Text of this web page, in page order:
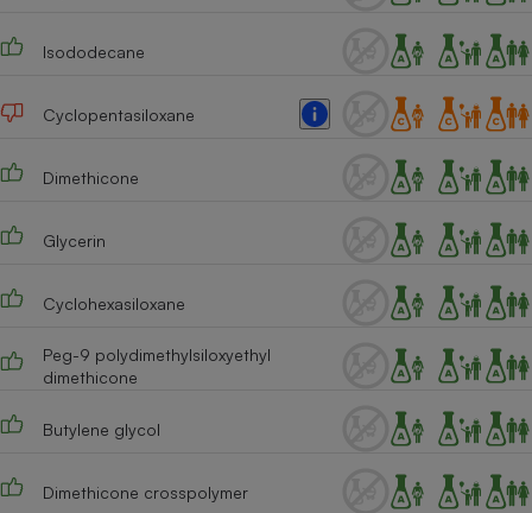
Isododecane
Cyclopentasiloxane
Dimethicone
Glycerin
Cyclohexasiloxane
Peg-9 polydimethylsiloxyethyl
dimethicone
Butylene glycol
Dimethicone crosspolymer
Climatiseur -
Antivirus
Climatiseur -